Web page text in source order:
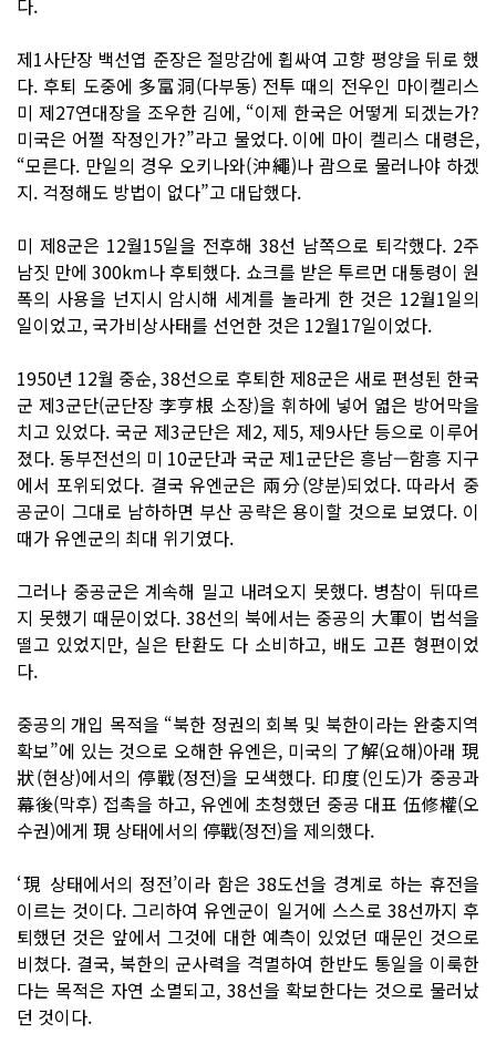
제1사단장 백선엽 준장은 절망감에 휩싸여 고향 평양을 뒤로 했
다. 후퇴 도중에 多富洞(다부동) 전투 때의 전우인 마이켈리스
미 제27연대장을 조우한 김에, “이제 한국은 어떻게 되겠는가?
미국은 어쩔 작정인가?”라고 물었다. 이에 마이 켈리스 대령은,
“모른다. 만일의 경우 오키나와(沖繩)나 괌으로 물러나야 하겠
지. 걱정해도 방법이 없다”고 대답했다.
미 제8군은 12월15일을 전후해 38선 남쪽으로 퇴각했다. 2주
남짓 만에 300km나 후퇴했다. 쇼크를 받은 투르먼 대통령이 원
폭의 사용을 넌지시 암시해 세계를 놀라게 한 것은 12월1일의
일이었고, 국가비상사태를 선언한 것은 12월17일이었다.
1950년 12월 중순, 38선으로 후퇴한 제8군은 새로 편성된 한국
군 제3군단(군단장 李亨根 소장)을 휘하에 넣어 엷은 방어막을
치고 있었다. 국군 제3군단은 제2, 제5, 제9사단 등으로 이루어
졌다. 동부전선의 미 10군단과 국군 제1군단은 흥남—함흥 지구
에서 포위되었다. 결국 유엔군은 兩分(양분)되었다. 따라서 중
공군이 그대로 남하하면 부산 공략은 용이할 것으로 보였다. 이
때가 유엔군의 최대 위기였다.
그러나 중공군은 계속해 밀고 내려오지 못했다. 병참이 뒤따르
지 못했기 때문이었다. 38선의 북에서는 중공의 大軍이 법석을
떨고 있었지만, 실은 탄환도 다 소비하고, 배도 고픈 형편이었
다.
중공의 개입 목적을 “북한 정권의 회복 및 북한이라는 완충지역
확보”에 있는 것으로 오해한 유엔은, 미국의 了解(요해)아래 現
狀(현상)에서의 停戰(정전)을 모색했다. 印度(인도)가 중공과
幕後(막후) 접촉을 하고, 유엔에 초청했던 중공 대표 伍修權(오
수권)에게 現 상태에서의 停戰(정전)을 제의했다.
‘現 상태에서의 정전’이라 함은 38도선을 경계로 하는 휴전을
이르는 것이다. 그리하여 유엔군이 일거에 스스로 38선까지 후
퇴했던 것은 앞에서 그것에 대한 예측이 있었던 때문인 것으로
비쳤다. 결국, 북한의 군사력을 격멸하여 한반도 통일을 이룩한
다는 목적은 자연 소멸되고, 38선을 확보한다는 것으로 물러났
던 것이다.